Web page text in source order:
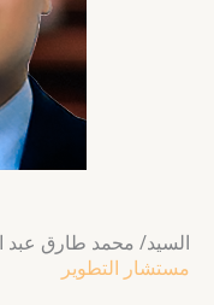
السيد/ محمد طارق عبد
مستشار التطوير